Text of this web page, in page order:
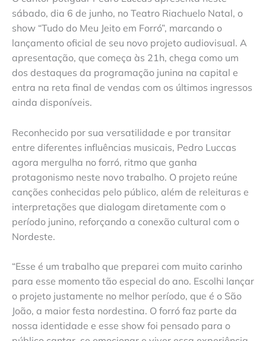
sábado, dia 6 de junho, no Teatro Riachuelo Natal, o
show “Tudo do Meu Jeito em Forró”, marcando o
lançamento oficial de seu novo projeto audiovisual. A
apresentação, que começa às 21h, chega como um
dos destaques da programação junina na capital e
entra na reta final de vendas com os últimos ingressos
ainda disponíveis.
Reconhecido por sua versatilidade e por transitar
entre diferentes influências musicais, Pedro Luccas
agora mergulha no forró, ritmo que ganha
protagonismo neste novo trabalho. O projeto reúne
canções conhecidas pelo público, além de releituras e
interpretações que dialogam diretamente com o
período junino, reforçando a conexão cultural com o
Nordeste.
“Esse é um trabalho que preparei com muito carinho
para esse momento tão especial do ano. Escolhi lançar
o projeto justamente no melhor período, que é o São
João, a maior festa nordestina. O forró faz parte da
nossa identidade e esse show foi pensado para o